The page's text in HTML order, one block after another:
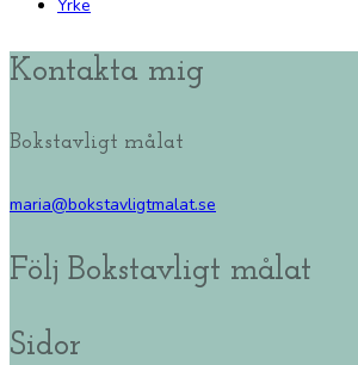
Yrke
Kontakta mig
Bokstavligt målat
maria@bokstavligtmalat.se
Följ Bokstavligt målat
Sidor